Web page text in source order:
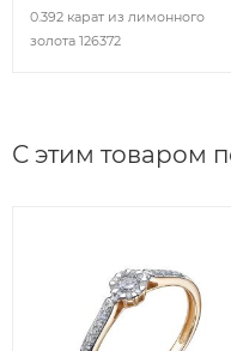
0.392 карат из лимонного
золота 126372
С этим товаром